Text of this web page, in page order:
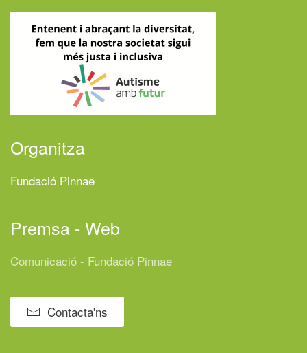
Organitza
Fundació Pinnae
Premsa - Web
Comunicació - Fundació Pinnae
Contacta'ns